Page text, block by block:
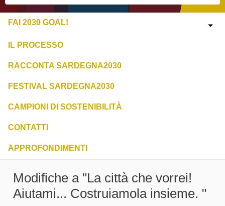
FAI 2030 GOAL!
IL PROCESSO
RACCONTA SARDEGNA2030
FESTIVAL SARDEGNA2030
CAMPIONI DI SOSTENIBILITÀ
CONTATTI
APPROFONDIMENTI
Modifiche a "La città che vorrei!
Aiutami... Costruiamola insieme. "